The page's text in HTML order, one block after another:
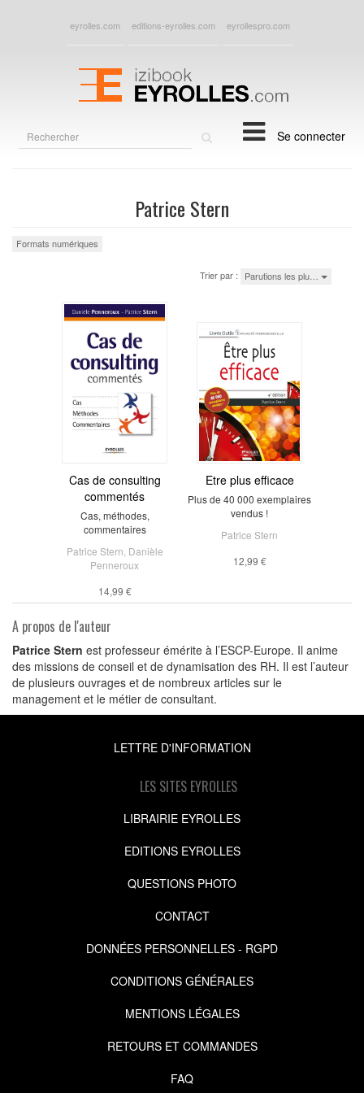
eyrolles.com editions-eyrolles.com eyrollespro.com
Se connecter
Patrice Stern
Formats numériques
Trier par : Parutions les plu…
Cas de consulting
commentés
Cas, méthodes,
commentaires
Patrice Stern Danièle
Penneroux
14,99 €
Etre plus efficace
Plus de 40 000 exemplaires
vendus !
Patrice Stern
12,99 €
A propos de l'auteur
Patrice Stern est professeur émérite à l’ESCP-Europe. Il anime
des missions de conseil et de dynamisation des RH. Il est l’auteur
de plusieurs ouvrages et de nombreux articles sur le
management et le métier de consultant.
LETTRE D'INFORMATION
LES SITES EYROLLES
LIBRAIRIE EYROLLES
EDITIONS EYROLLES
QUESTIONS PHOTO
CONTACT
DONNÉES PERSONNELLES - RGPD
CONDITIONS GÉNÉRALES
MENTIONS LÉGALES
RETOURS ET COMMANDES
FAQ